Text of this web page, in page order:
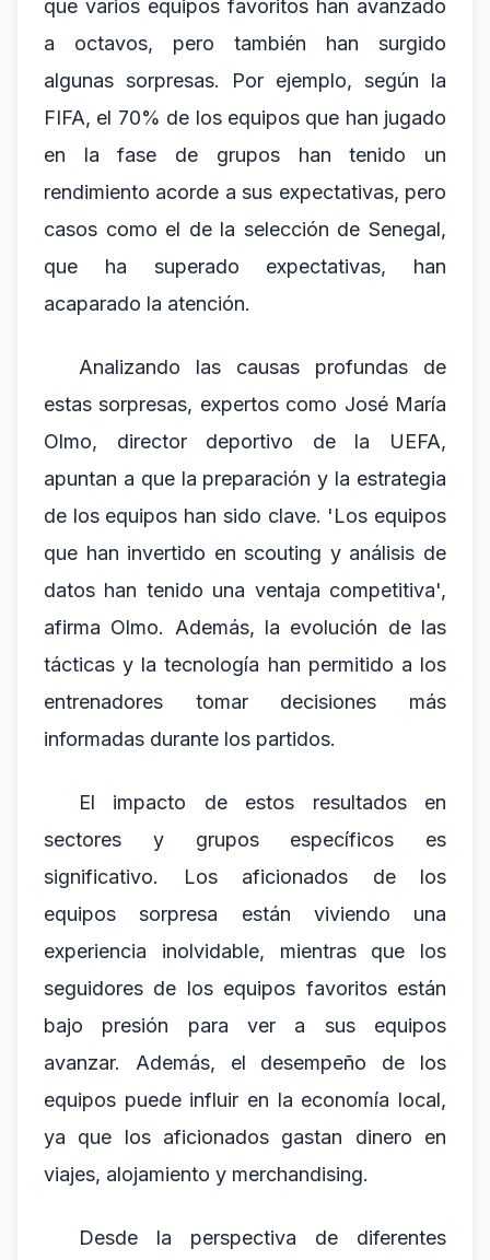
que varios equipos favoritos han avanzado
a octavos, pero también han surgido
algunas sorpresas. Por ejemplo, según la
FIFA, el 70% de los equipos que han jugado
en la fase de grupos han tenido un
rendimiento acorde a sus expectativas, pero
casos como el de la selección de Senegal,
que ha superado expectativas, han
acaparado la atención.
Analizando las causas profundas de
estas sorpresas, expertos como José María
Olmo, director deportivo de la UEFA,
apuntan a que la preparación y la estrategia
de los equipos han sido clave. 'Los equipos
que han invertido en scouting y análisis de
datos han tenido una ventaja competitiva',
afirma Olmo. Además, la evolución de las
tácticas y la tecnología han permitido a los
entrenadores tomar decisiones más
informadas durante los partidos.
El impacto de estos resultados en
sectores y grupos específicos es
significativo. Los aficionados de los
equipos sorpresa están viviendo una
experiencia inolvidable, mientras que los
seguidores de los equipos favoritos están
bajo presión para ver a sus equipos
avanzar. Además, el desempeño de los
equipos puede influir en la economía local,
ya que los aficionados gastan dinero en
viajes, alojamiento y merchandising.
Desde la perspectiva de diferentes